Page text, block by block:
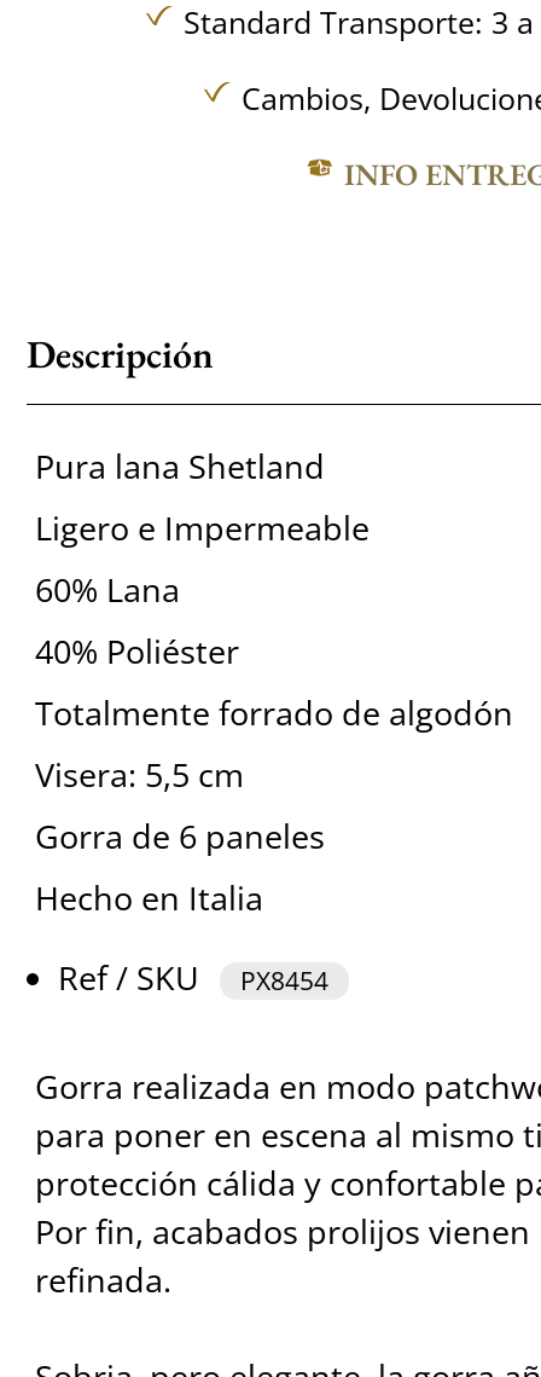
Standard Transporte: 3
Cambios,
INFO
Descripción
Pura lana Shetland
Ligero e Impermeable
60% Lana
40% Poliéster
Totalmente forrado de algodón
Visera: 5,5 cm
Gorra de 6 paneles
Hecho en Italia
Ref / SKU
PX8454
Gorra realizada en modo
para poner en escena al mismo
protección cálida y confortable
Por fin, acabados prolijos
refinada.